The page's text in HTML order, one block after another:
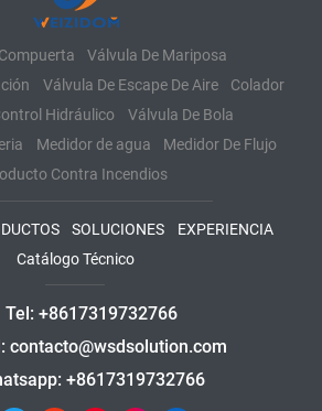
Válvula De Mariposa
Válvula De Escape De Aire
Colador
Hidráulico
Válvula De Bola
Medidor de agua
Medidor De Flujo
Contra Incendios
SOLUCIONES
EXPERIENCIA
Catálogo Técnico
Tel: +8617319732766
contacto@wsdsolution.com
+8617319732766